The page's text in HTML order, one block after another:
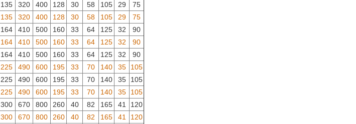
135 320 400 128 30 58 105 29
75
135 320 400 128 30 58 105 29
75
164 410 500 160 33 64 125 32
90
164 410 500 160 33 64 125 32
90
164 410 500 160 33 64 125 32
90
225 490 600 195 33 70 140 35
105
225 490 600 195 33 70 140 35
105
225 490 600 195 33 70 140 35
105
300 670 800 260 40 82 165 41
120
300 670 800 260 40 82 165 41
120